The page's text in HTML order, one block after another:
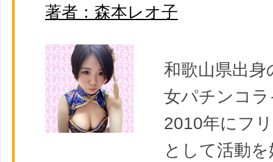
著者：森本レオ子
和歌山県出身
女パチンコ
2010年にフ
として活動